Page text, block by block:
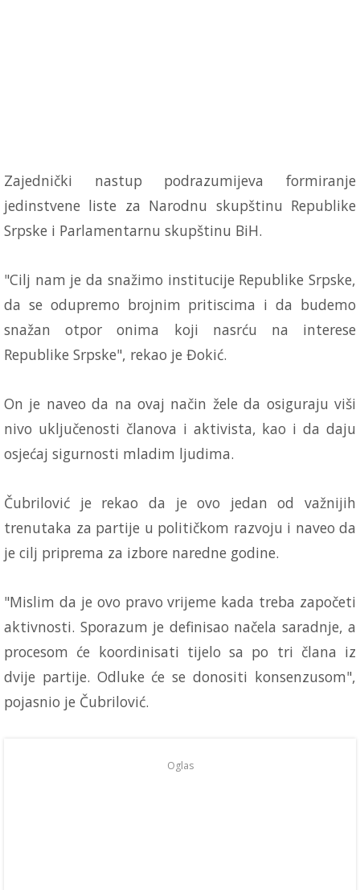
Zajednički nastup podrazumijeva formiranje
jedinstvene liste za Narodnu skupštinu Republike
Srpske i Parlamentarnu skupštinu BiH.
"Cilj nam je da snažimo institucije Republike Srpske,
da se odupremo brojnim pritiscima i da budemo
snažan otpor onima koji nasrću na interese
Republike Srpske", rekao je Đokić.
On je naveo da na ovaj način žele da osiguraju viši
nivo uključenosti članova i aktivista, kao i da daju
osjećaj sigurnosti mladim ljudima.
Čubrilović je rekao da je ovo jedan od važnijih
trenutaka za partije u političkom razvoju i naveo da
je cilj priprema za izbore naredne godine.
"Mislim da je ovo pravo vrijeme kada treba započeti
aktivnosti. Sporazum je definisao načela saradnje, a
procesom će koordinisati tijelo sa po tri člana iz
dvije partije. Odluke će se donositi konsenzusom",
pojasnio je Čubrilović.
Oglas